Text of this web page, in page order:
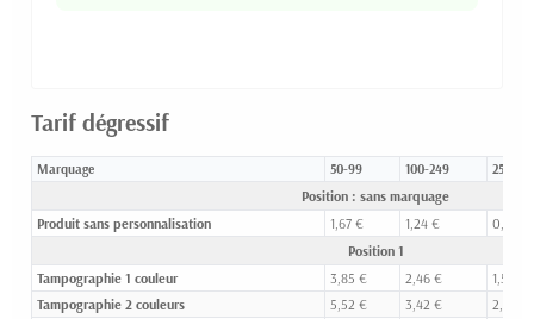
Tarif dégressif
Marquage 50-99 100-249 250-
Position : sans marquage
Produit sans personnalisation
1,67 € 1,24 €
0,96 €
Position 1
Tampographie 1 couleur
3,85 € 2,46 €
1,56 €
Tampographie 2 couleurs
5,52 € 3,42 €
2,09 €